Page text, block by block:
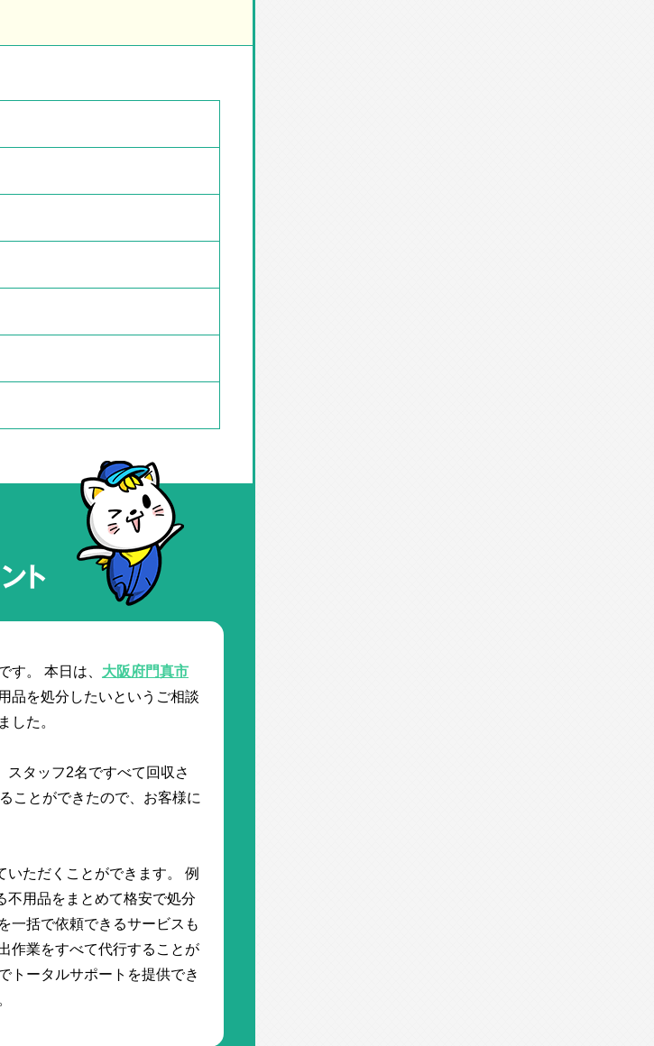
ト
。 本日は、 大阪府門真市
品を処分したいというご相談
た。
タッフ2名ですべて回収さ
ことができたので、お客様に
ただくことができます。 例
不用品をまとめて格安で処分
一括で依頼できるサービスも
作業をすべて代行することが
トータルサポートを提供でき